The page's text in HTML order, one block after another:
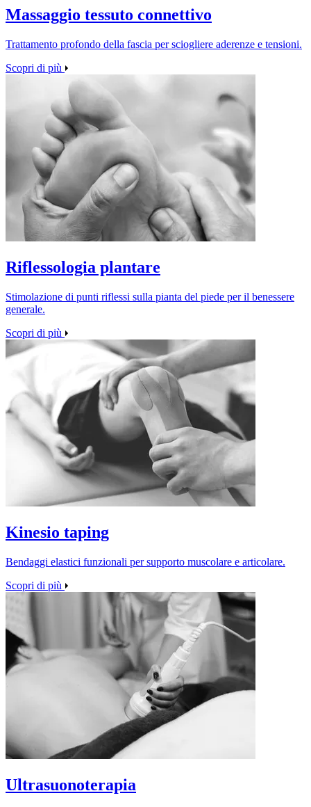
Massaggio tessuto connettivo
Trattamento profondo della fascia per sciogliere aderenze e tensioni.
Scopri di più
Riflessologia plantare
Stimolazione di punti riflessi sulla pianta del piede per il benessere
generale.
Scopri di più
Kinesio taping
Bendaggi elastici funzionali per supporto muscolare e articolare.
Scopri di più
Ultrasuonoterapia